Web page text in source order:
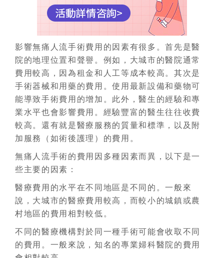
影響無痛人流手術費用的因素有很多。首先是醫
院的地理位置和聲譽。例如，大城市的醫院通常
費用較高，因為租金和人工等成本較高。其次是
手術器械和用藥的費用。使用最新設備和藥物可
能導致手術費用的增加。此外，醫生的經驗和專
業水平也會影響費用。經驗豐富的醫生往往收費
較高。還有就是醫療服務的質量和標準，以及附
加服務（如術後護理）的費用。
無痛人流手術的費用因多種因素而異，以下是一
些主要的因素：
醫療費用的水平在不同地區是不同的。一般來
說，大城市的醫療費用較高，而較小的城鎮或農
村地區的費用相對較低。
不同的醫療機構對於同一種手術可能會收取不同
的費用。一般來說，知名的專業婦科醫院的費用